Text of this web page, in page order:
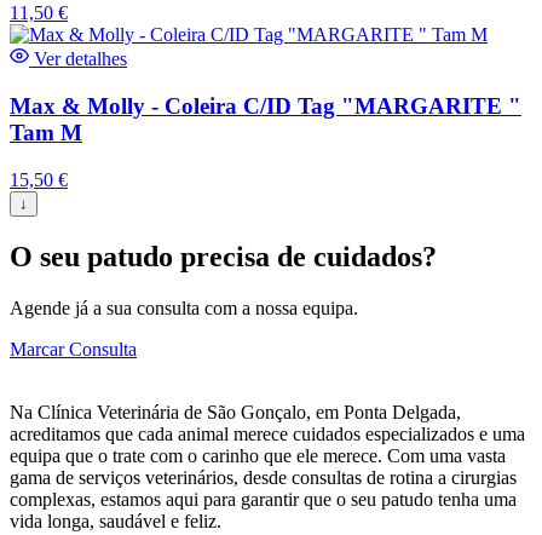
11,50 €
Ver detalhes
Max & Molly - Coleira C/ID Tag "MARGARITE "
Tam M
15,50 €
↓
O seu patudo precisa de cuidados?
Agende já a sua consulta com a nossa equipa.
Marcar Consulta
Na Clínica Veterinária de São Gonçalo, em Ponta Delgada,
acreditamos que cada animal merece cuidados especializados e uma
equipa que o trate com o carinho que ele merece. Com uma vasta
gama de serviços veterinários, desde consultas de rotina a cirurgias
complexas, estamos aqui para garantir que o seu patudo tenha uma
vida longa, saudável e feliz.